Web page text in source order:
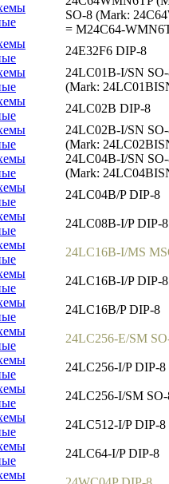
SO-8 (Mark:
= M24C64-
24E32F6 DIP-8
24LC01B-I/SN
(Mark:
24LC02B DIP-8
24LC02B-I/SN
(Mark:
24LC04B-I/SN
(Mark:
24LC04B/P DIP-8
24LC08B-I/P DIP-8
24LC16B-I/MS
24LC16B-I/P DIP-8
24LC16B/P DIP-8
24LC256-E/SM
24LC256-I/P DIP-8
24LC256-I/SM
24LC512-I/P DIP-8
24LC64-I/P DIP-8